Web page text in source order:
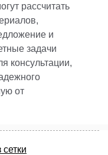
рассчитать
и
задачи
консультации,
от